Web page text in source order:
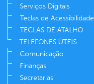
Serviços Digitais
Teclas de Acessibilidade
TECLAS DE ATALHO
TELEFONES ÚTEIS
Comunicação
Finanças
Secretarias